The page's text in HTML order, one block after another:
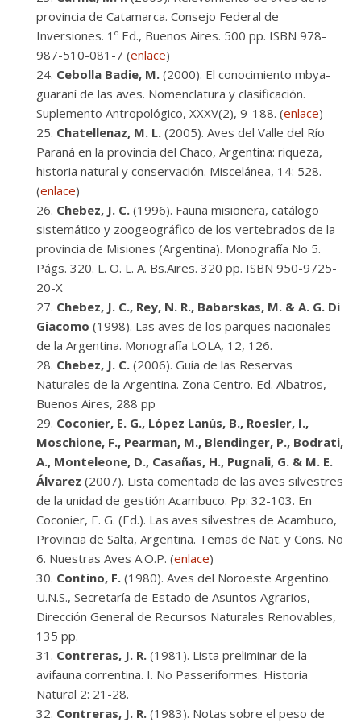
provincia de Catamarca. Consejo Federal de
Inversiones. 1º Ed., Buenos Aires. 500 pp. ISBN 978-
987-510-081-7 (enlace)
Cebolla Badie, M. (2000). El conocimiento mbya-
guaraní de las aves. Nomenclatura y clasificación.
Suplemento Antropológico, XXXV(2), 9-188. (enlace)
Chatellenaz, M. L. (2005). Aves del Valle del Río
Paraná en la provincia del Chaco, Argentina: riqueza,
historia natural y conservación. Miscelánea, 14: 528.
(enlace)
Chebez, J. C. (1996). Fauna misionera, catálogo
sistemático y zoogeográfico de los vertebrados de la
provincia de Misiones (Argentina). Monografía No 5.
Págs. 320. L. O. L. A. Bs.Aires. 320 pp. ISBN 950-9725-
20-X
Chebez, J. C., Rey, N. R., Babarskas, M. & A. G. Di
Giacomo (1998). Las aves de los parques nacionales
de la Argentina. Monografía LOLA, 12, 126.
Chebez, J. C. (2006). Guía de las Reservas
Naturales de la Argentina. Zona Centro. Ed. Albatros,
Buenos Aires, 288 pp
Coconier, E. G., López Lanús, B., Roesler, I.,
Moschione, F., Pearman, M., Blendinger, P., Bodrati,
A., Monteleone, D., Casañas, H., Pugnali, G. & M. E.
Álvarez (2007). Lista comentada de las aves silvestres
de la unidad de gestión Acambuco. Pp: 32-103. En
Coconier, E. G. (Ed.). Las aves silvestres de Acambuco,
Provincia de Salta, Argentina. Temas de Nat. y Cons. No
6. Nuestras Aves A.O.P. (enlace)
Contino, F. (1980). Aves del Noroeste Argentino.
U.N.S., Secretaría de Estado de Asuntos Agrarios,
Dirección General de Recursos Naturales Renovables,
135 pp.
Contreras, J. R. (1981). Lista preliminar de la
avifauna correntina. I. No Passeriformes. Historia
Natural 2: 21-28.
Contreras, J. R. (1983). Notas sobre el peso de